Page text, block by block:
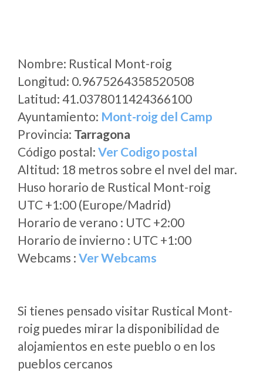
Nombre: Rustical Mont-roig
Longitud: 0.9675264358520508
Latitud: 41.0378011424366100
Ayuntamiento: Mont-roig del Camp
Provincia: Tarragona
Código postal: Ver Codigo postal
Altitud: 18 metros sobre el nvel del mar.
Huso horario de Rustical Mont-roig
UTC +1:00 (Europe/Madrid)
Horario de verano : UTC +2:00
Horario de invierno : UTC +1:00
Webcams : Ver Webcams
Si tienes pensado visitar Rustical Mont-
roig puedes mirar la disponibilidad de
alojamientos en este pueblo o en los
pueblos cercanos